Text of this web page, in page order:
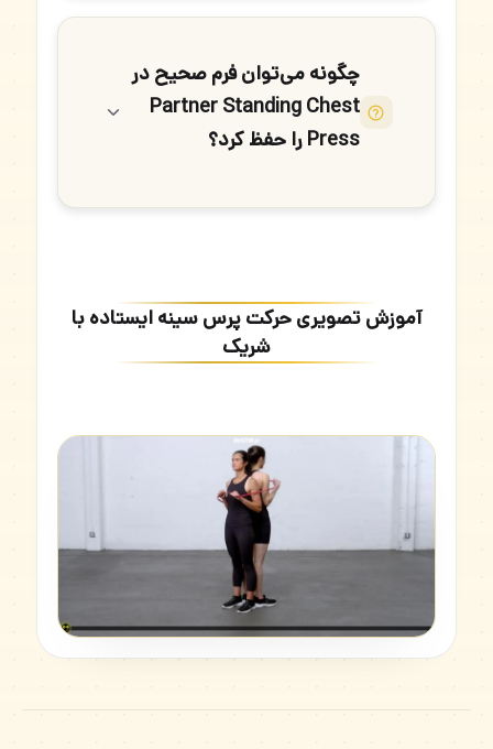
چگونه می‌توان فرم صحیح در
Partner Standing Chest
Press را حفظ کرد؟
آموزش تصویری حرکت پرس سینه ایستاده با
شریک